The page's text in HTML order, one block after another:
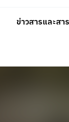
ข่าวสารและสา